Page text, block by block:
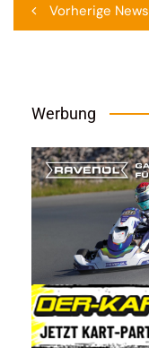
Vorherige News
Werbung